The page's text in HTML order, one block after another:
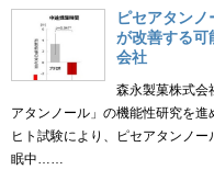
ピセアタン
が改善する可
会社
森永製菓株式会
アタンノール」の機能性研究を
ヒト試験により、ピセアタンノ
眠中……